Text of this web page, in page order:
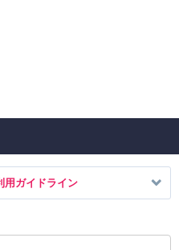
用ガイドライン
ってはコメント削除や書き込み制